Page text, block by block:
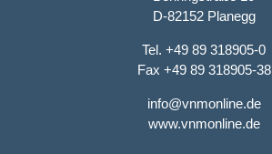
D-82152 Planegg
Tel. +49 89 318905-0
Fax +49 89 318905-38
info@vnmonline.de
www.vnmonline.de